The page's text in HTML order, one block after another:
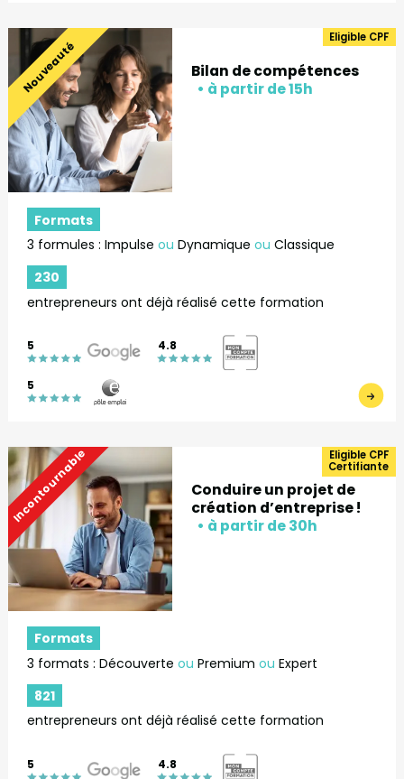
Nouveauté
Eligible CPF
Bilan de compétences
Formats
3 formules : Impulseou Dynamiqueou Classique
230
entrepreneurs ont déjà réalisé cette formation
5 4.8
5
Incontournable
Eligible CPF
Certifiante
Conduire un projet de
création d’entreprise !
Formats
3 formats : Découverteou Premiumou Expert
821
entrepreneurs ont déjà réalisé cette formation
5 4.8